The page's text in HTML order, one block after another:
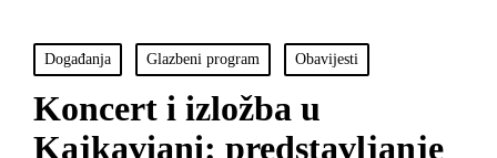
Posted
Događanja Glazbeni program Obavijesti
Koncert i izložba u
Kajkaviani: predstavljanje